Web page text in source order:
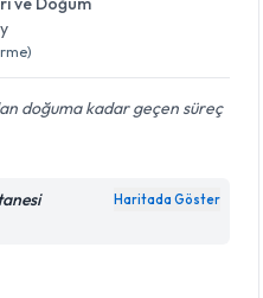
doğuma kadar geçen süreç
Haritada Göster